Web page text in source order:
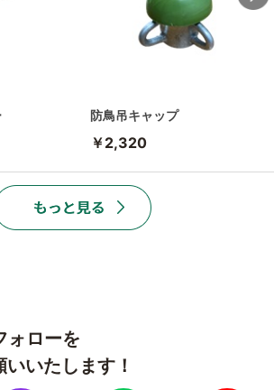
防鳥吊キャップ
￥2,320
ォローを
いたします！